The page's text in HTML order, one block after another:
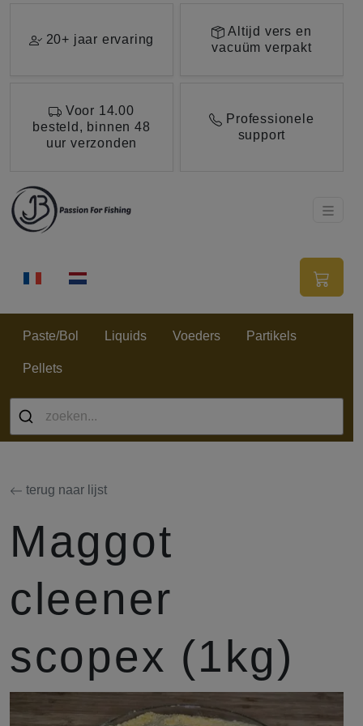
20+ jaar ervaring
Altijd vers en
vacuüm verpakt
Voor 14.00
besteld, binnen 48
uur verzonden
Professionele
support
Paste/Bol Liquids Voeders Partikels
Pellets
terug naar lijst
Maggot
cleener
scopex (1kg)